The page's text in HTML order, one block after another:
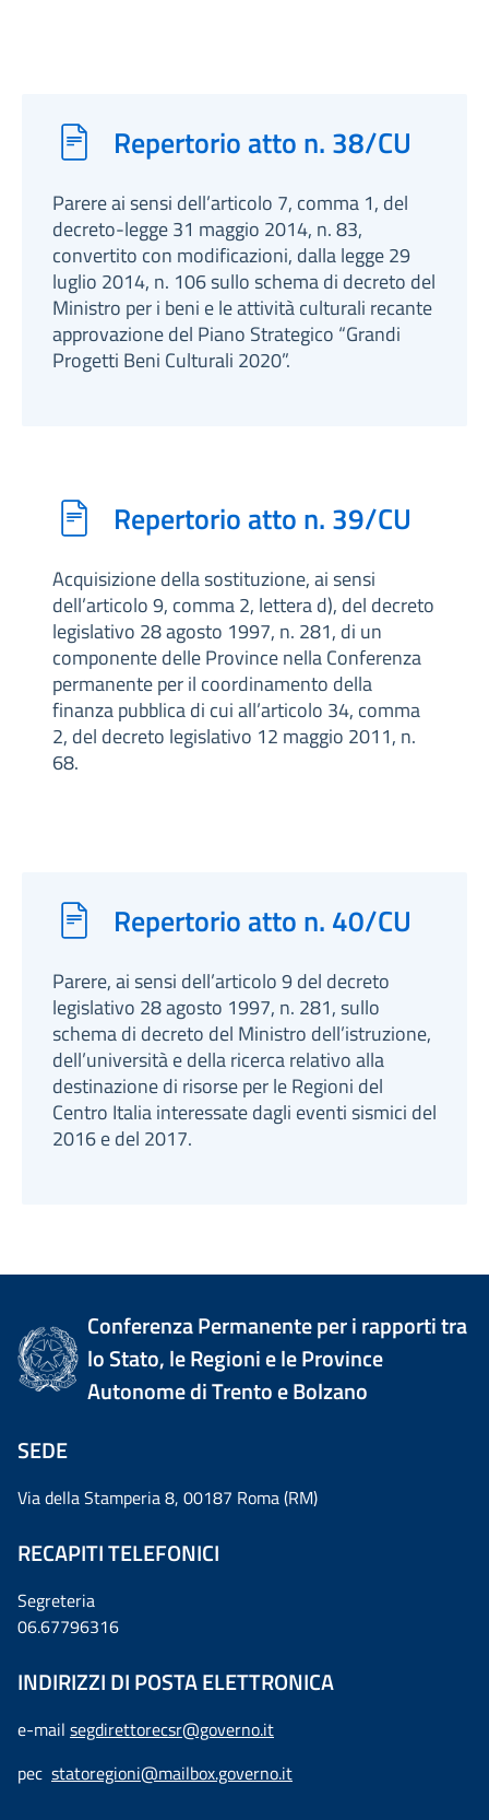
Repertorio atto n. 38/CU
Parere ai sensi dell’articolo 7, comma 1, del
decreto-legge 31 maggio 2014, n. 83,
convertito con modificazioni, dalla legge 29
luglio 2014, n. 106 sullo schema di decreto del
Ministro per i beni e le attività culturali recante
approvazione del Piano Strategico “Grandi
Progetti Beni Culturali 2020”.
Repertorio atto n. 39/CU
Acquisizione della sostituzione, ai sensi
dell’articolo 9, comma 2, lettera d), del decreto
legislativo 28 agosto 1997, n. 281, di un
componente delle Province nella Conferenza
permanente per il coordinamento della
finanza pubblica di cui all’articolo 34, comma
2, del decreto legislativo 12 maggio 2011, n.
68.
Repertorio atto n. 40/CU
Parere, ai sensi dell’articolo 9 del decreto
legislativo 28 agosto 1997, n. 281, sullo
schema di decreto del Ministro dell’istruzione,
dell’università e della ricerca relativo alla
destinazione di risorse per le Regioni del
Centro Italia interessate dagli eventi sismici del
2016 e del 2017.
Conferenza Permanente per i rapporti tra
lo Stato, le Regioni e le Province
Autonome di Trento e Bolzano
SEDE
Via della Stamperia 8, 00187 Roma (RM)
RECAPITI TELEFONICI
Segreteria
06.67796316
INDIRIZZI DI POSTA ELETTRONICA
e-mail segdirettorecsr@governo.it
pec statoregioni@mailbox.governo.it